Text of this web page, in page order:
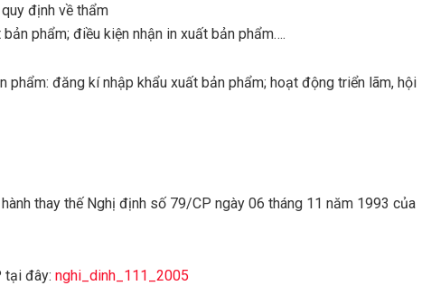
định về thẩm
phẩm; điều kiện nhận in xuất bản phẩm….
phẩm: đăng kí nhập khẩu xuất bản phẩm; hoạt động triển lãm, hội
thay thế Nghị định số 79/CP ngày 06 tháng 11 năm 1993 của
tại đây: nghi_dinh_111_2005